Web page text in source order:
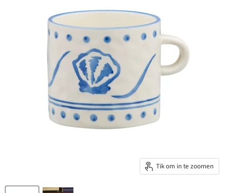
Tik om in te zoomen